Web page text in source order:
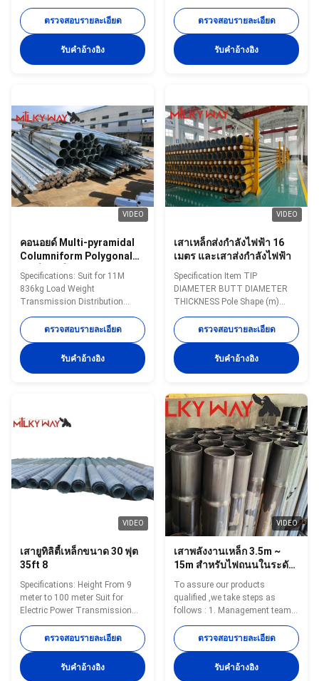
Project Material ASTM
A572,S355,Q235,Q345,Q360 or
equivalent internation standard
Design service available,just
offer design parameter
submerged arc auto welding
OEM Available Wind pressure 5-
300KM/H Pre-shipment test
Available Production process
Raw material test → Cutting
→Molding or bending →Welidng
ตรวจสอบรายละเอียด
รับคําอ้างอิง
exceptional strength, durability,
and versatility for a wide range
of construction and structural
applications. Designed with
precision, these steel poles are
ideal choice for staircases,
handrails, and other
architectural elements that
require both reliability and
aesthetic appeal. With years of
30 years
ตรวจสอบรายละเอียด
รับคําอ้างอิง
VIDEO
คอนอยด์ Multi-pyramidal
Columniform Polygonal
หรือโคลมโอนการส่งพลังงาน
ในขนาดต่าง ๆ
Specifications: Suit for 11M
836kg Load Weight
Transmission Distribution
Galvanized Steel Pole With Rung
Clip Shape Conoid ,Multi-
pyramidal,Columniform,polygonal
or conical Material Usually
Q345B/A572,minimum yield
as Hot rolled coil from Q460
,ASTM573 GR65, GR50 ,SS400,
dimenstion +- 2% Power 10 KV
~550 KV Safety Factor Safety
factor for conducting wine : 8
Safety factor for
ตรวจสอบรายละเอียด
รับคําอ้างอิง
VIDEO
เสาเหล็กส่งกำลังไฟฟ้า 16
เมตร และเสาส่งกำลังไฟฟ้า
Specification Item TIP
DIAMETER BUTT DIAMETER
THICKNESS Pole Shape (m)
(MM) (MM) (MM) 8 sides
11.8m/5KN 150 355 3
11.8m/6.5KN 180 400 3
11.8m/8KN 190 440 3
11.8m/10KN 190 450 3.5
11.8m/16KN 230 560 3.5
11.8m/20KN 240 585 4
11.8m/25KN 260 655 4
11.8m/32KN 260 660 5
11.8m/40KN 260 670 6
16m/5KN 150 375 4 16m/6.5KN
180 420 4 16m/8KN 190 460 4
16m/10KN 190 510 4
16m/12.5KN 220 525 4 12
sides 16m/16KN 230 585 4
16m20KN 240 585 5 16m/25KN
260 655 5 16m/32KN
ตรวจสอบรายละเอียด
รับคําอ้างอิง
VIDEO
เสายูทิลิตี้เหล็กขนาด 30 ฟุต
35ft 8
Specifications: Height From 9
meter to 100 meter Suit for
Electric Power Transmission
and Distribution Shape
Polygonal or Conical Material
Normally Q345B/A572,
Minimum Yield Strength ≥ 345
N/mm² Q235B/A36, Minimum
ตรวจสอบรายละเอียด
รับคําอ้างอิง
VIDEO
เสาพลังงานเหล็ก 3.5m ~
15m สำหรับไฟถนนในระดับ
ความสูงและประเภทต่างๆ
To assure our products
qualified ,we take steps as
follows : 1. Management team :
We have employ the foreign
export to take chaege of the
overall managemnt ,especailly
the technical managemnt and
quality management . 2.
ตรวจสอบรายละเอียด
รับคําอ้างอิง